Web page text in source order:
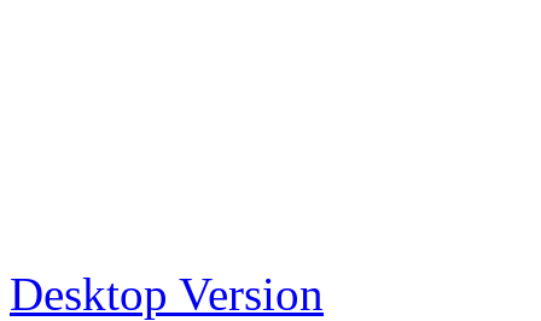
Desktop Version